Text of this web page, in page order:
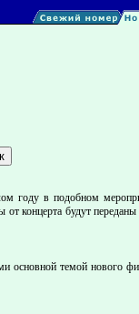
году в подобном
концерта будут переданы
основной темой нового